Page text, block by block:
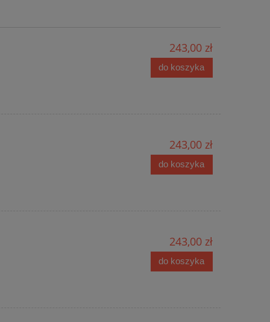
243,00 zł
do koszyka
243,00 zł
do koszyka
243,00 zł
do koszyka